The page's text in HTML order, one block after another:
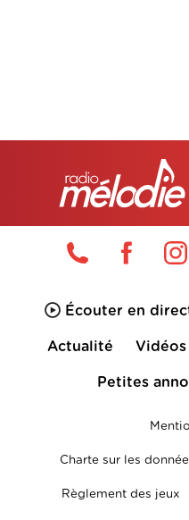
Écouter en
Actualité Vidéos
Petites
Charte sur les
Règlement des jeux